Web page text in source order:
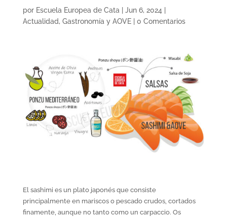
por Escuela Europea de Cata Jun 6, 2024
Actualidad, Gastronomía y AOVE| 0 Comentarios
El sashimi es un plato japonés que consiste
principalmente en mariscos o pescado crudos, cortados
finamente, aunque no tanto como un carpaccio. Os